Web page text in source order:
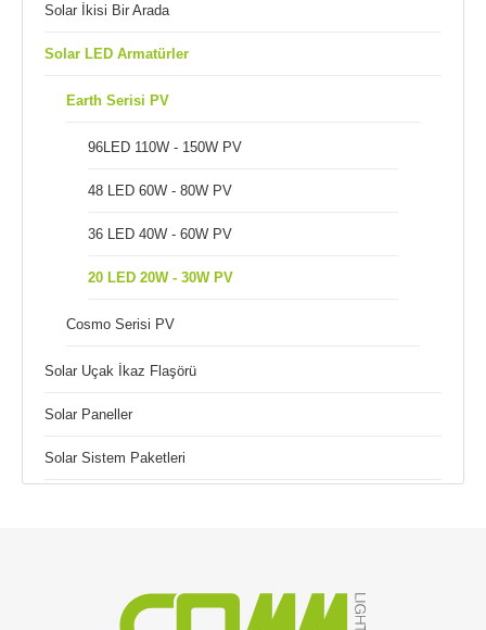
Solar İkisi Bir Arada
Solar LED Armatürler
Earth Serisi PV
96LED 110W - 150W PV
48 LED 60W - 80W PV
36 LED 40W - 60W PV
20 LED 20W - 30W PV
Cosmo Serisi PV
Solar Uçak İkaz Flaşörü
Solar Paneller
Solar Sistem Paketleri